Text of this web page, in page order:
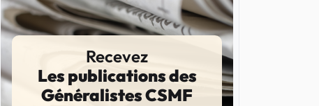
Recevez
Les publications des
Généralistes CSMF